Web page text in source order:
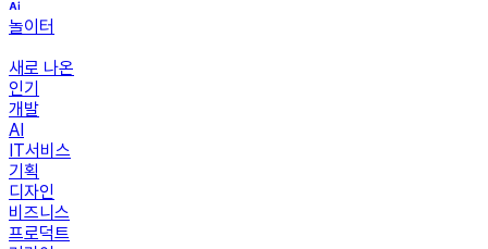
놀이터
새로 나온
인기
개발
AI
IT서비스
기획
디자인
비즈니스
프로덕트